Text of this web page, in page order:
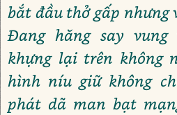
bắt đầu thở gấp nhưng
Đang hăng say
khựng lại trên không
hình níu giữ không
phát dã man bạt